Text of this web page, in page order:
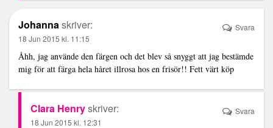
Johannaskriver:
18 Jun 2015 kl. 11:15
Åhh, jag använde den färgen och det blev så snyggt att jag bestämde
mig för att färga hela håret illrosa hos en frisör!! Fett värt köp
Svara
Clara Henryskriver:
18 Jun 2015 kl. 12:31
Svara